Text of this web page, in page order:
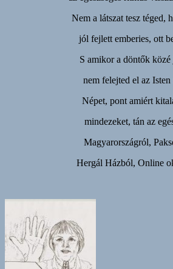
Nem a látszat tesz téged,
jól fejlett emberies, ott
S amikor a döntők közé
nem felejted el az Isten
Népet, pont amiért
mindezeket, tán az
Magyarországról,
Hergál Házból, Online